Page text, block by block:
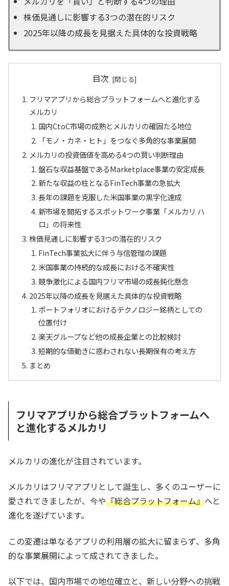
株価見通しに影響する3つの潜在的リスク
2025年以降の成長を見据えた具体的な投資戦略
目次
フリマアプリから総合プラットフォームへと進化する
メルカリ
国内CtoC市場の成熟とメルカリの確固たる地位
「モノ・カネ・ヒト」をつなぐ多角的な事業展開
メルカリの投資価値を高める4つの買い判断理由
盤石な収益基盤であるMarketplace事業の安定成長
新たな収益の柱となるFinTech事業の急拡大
長年の課題を克服した米国事業の黒字化達成
新市場を開拓するスポットワーク事業「メルカリ ハ
ロ」の将来性
株価見通しに影響する3つの潜在的リスク
FinTech事業拡大に伴う与信管理の課題
米国事業の持続的な成長における不確実性
競争激化による国内フリマ市場の成長鈍化懸念
2025年以降の成長を見据えた具体的な投資戦略
ポートフォリオにおけるテクノロジー銘柄としての
位置付け
楽天グループなど他の成長企業との比較検討
短期的な値動きに惑わされない長期保有の考え方
まとめ
フリマアプリから総合プラットフォームへ
と進化するメルカリ
メルカリの進化が注目されています。
メルカリはフリマアプリとして誕生し、多くのユーザーに
愛されてきましたが、今や『総合プラットフォーム』へと
進化を遂げています。
この変遷は単なるアプリの利用層の拡大に留まらず、多角
的な事業展開によって成されてきました。
以下では、国内市場での地位確立と、新しい分野への挑戦